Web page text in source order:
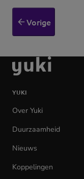
Vorige
Ga
naar
homepage
YUKI
Over Yuki
Duurzaamheid
Nieuws
Koppelingen